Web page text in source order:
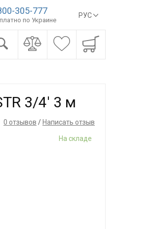
РУС
305-777
по Украине
3/4' 3 м
0 отзывов / Написать отзыв
На складе